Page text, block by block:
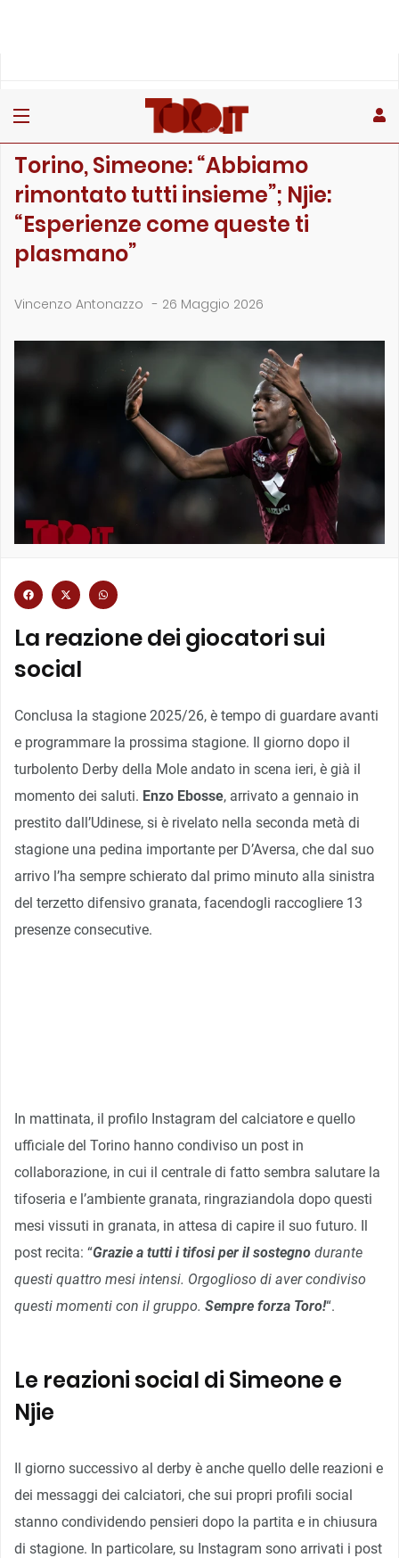
Torino, Simeone: “Abbiamo
rimontato tutti insieme”; Njie:
“Esperienze come queste ti
plasmano”
Vincenzo Antonazzo - 26 Maggio 2026
La reazione dei giocatori sui
social
Conclusa la stagione 2025/26, è tempo di guardare avanti
e programmare la prossima stagione. Il giorno dopo il
turbolento Derby della Mole andato in scena ieri, è già il
momento dei saluti. Enzo Ebosse, arrivato a gennaio in
prestito dall’Udinese, si è rivelato nella seconda metà di
stagione una pedina importante per D’Aversa, che dal suo
arrivo l’ha sempre schierato dal primo minuto alla sinistra
del terzetto difensivo granata, facendogli raccogliere 13
presenze consecutive.
In mattinata, il profilo Instagram del calciatore e quello
ufficiale del Torino hanno condiviso un post in
collaborazione, in cui il centrale di fatto sembra salutare la
tifoseria e l’ambiente granata, ringraziandola dopo questi
mesi vissuti in granata, in attesa di capire il suo futuro. Il
post recita: “Grazie a tutti i tifosi per il sostegno durante
questi quattro mesi intensi. Orgoglioso di aver condiviso
questi momenti con il gruppo. Sempre forza Toro!“.
Le reazioni social di Simeone e
Njie
Il giorno successivo al derby è anche quello delle reazioni e
dei messaggi dei calciatori, che sui propri profili social
stanno condividendo pensieri dopo la partita e in chiusura
di stagione. In particolare, su Instagram sono arrivati i post